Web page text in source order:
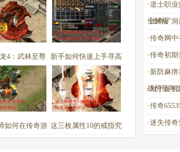
4：武林至尊
何成为天下第
一？
新手如何快速上手寻高
人996传奇私服盒子苹
果版？
如何在传奇游 这三枚属性10的戒指究
·道士职
全解析
·比奇矿洞
·传奇网中
·传奇初期
· 新防麻
战价值与
·对于挂
·传奇
·迷失传